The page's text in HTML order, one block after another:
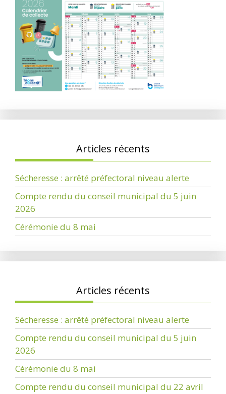
Articles récents
Sécheresse : arrêté préfectoral niveau alerte
Compte rendu du conseil municipal du 5 juin
2026
Cérémonie du 8 mai
Articles récents
Sécheresse : arrêté préfectoral niveau alerte
Compte rendu du conseil municipal du 5 juin
2026
Cérémonie du 8 mai
Compte rendu du conseil municipal du 22 avril